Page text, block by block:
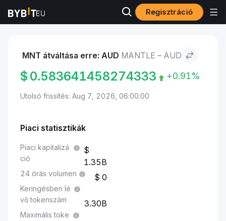
Regisztráció
Piacok Mantle ára MNT Mantle to AUD
MNT átváltása erre: AUD MANTLE – AUD
$ 0.583641458274333 +0.91%
Utolsó frissítés: Aug 7, 2026, 06:00:00
Piaci statisztikák
Piaci kapitalizá
ció
1.35B
24 órás volumen 0
Keringésben lé
vő tokenszám
3.30B
Maximális toke